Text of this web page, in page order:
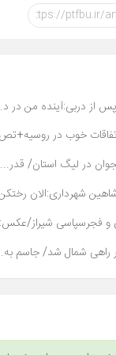
از دربی:آینده من در
خوب در
در لیگ استان/ قدر...
شهرداری:الان
و فجرسپاسی شیراز/
راهی شمال شد/ جاسم